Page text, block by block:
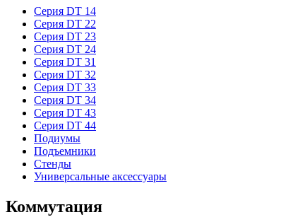
Серия DT 14
Серия DT 22
Серия DT 23
Серия DT 24
Серия DT 31
Серия DT 32
Серия DT 33
Серия DT 34
Серия DT 43
Серия DT 44
Подиумы
Подъемники
Стенды
Универсальные аксессуары
Коммутация